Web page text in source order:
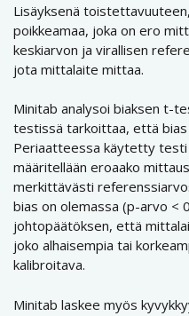
Lisäyksenä
poikkeamaa, joka on ero
keskiarvon ja virallisen
jota mittalaite mittaa.
Minitab analysoi biaksen t-
testissä tarkoittaa, että bias
Periaatteessa käytetty
määritellään eroaako
merkittävästi
bias on olemassa (p-arvo <
johtopäätöksen, että
joko alhaisempia tai
kalibroitava.
Minitab laskee myös